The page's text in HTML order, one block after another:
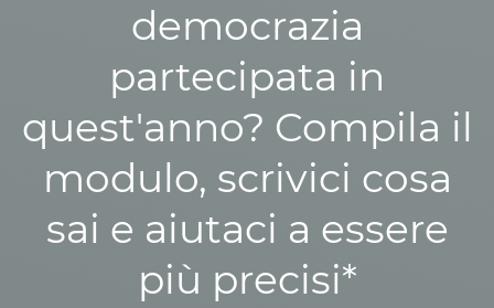
democrazia
partecipata in
quest'anno? Compila il
modulo, scrivici cosa
sai e aiutaci a essere
più precisi*